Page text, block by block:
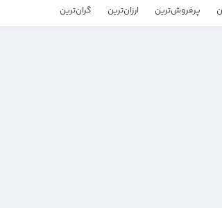
پرفروش‌ترین ارزان‌ترین گران‌ترین